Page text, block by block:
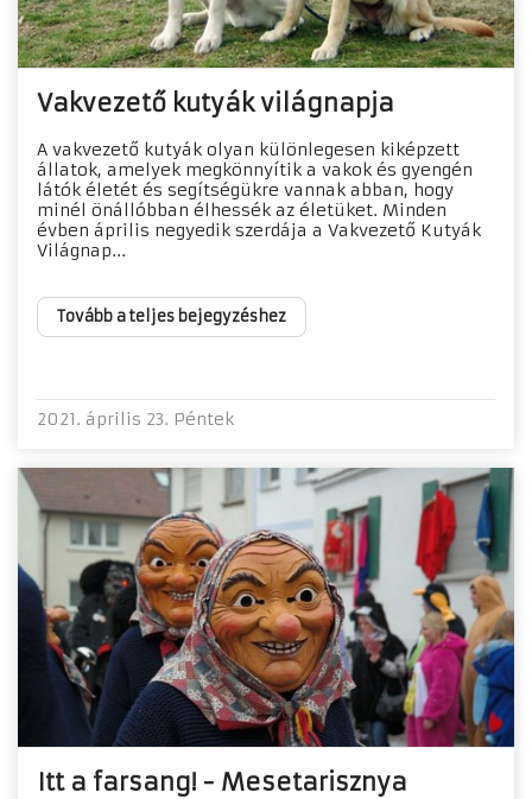
Vakvezető kutyák világnapja
A vakvezető kutyák olyan különlegesen kiképzett
állatok, amelyek megkönnyítik a vakok és gyengén
látók életét és segítségükre vannak abban, hogy
minél önállóbban élhessék az életüket. Minden
évben április negyedik szerdája a Vakvezető Kutyák
Világnap...
Tovább a teljes bejegyzéshez
2021. április 23. Péntek
Itt a farsang! - Mesetarisznya